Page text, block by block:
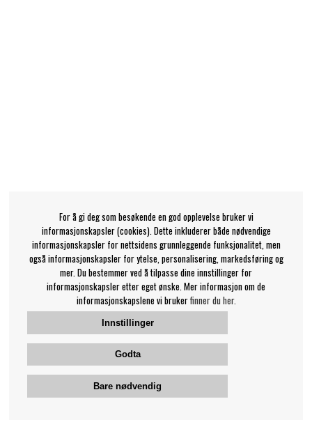
For å gi deg som besøkende en god opplevelse bruker vi
informasjonskapsler (cookies). Dette inkluderer både nødvendige
informasjonskapsler for nettsidens grunnleggende funksjonalitet, men
også informasjonskapsler for ytelse, personalisering, markedsføring og
mer. Du bestemmer ved å tilpasse dine innstillinger for
informasjonskapsler etter eget ønske. Mer informasjon om de
informasjonskapslene vi brukerfinner du her.
Innstillinger
Godta
Bare nødvendig